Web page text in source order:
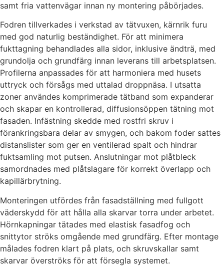
samt fria vattenvägar innan ny montering påbörjades.
Fodren tillverkades i verkstad av tätvuxen, kärnrik furu
med god naturlig beständighet. För att minimera
fukttagning behandlades alla sidor, inklusive ändträ, med
grundolja och grundfärg innan leverans till arbetsplatsen.
Profilerna anpassades för att harmoniera med husets
uttryck och försågs med uttalad droppnäsa. I utsatta
zoner användes komprimerade tätband som expanderar
och skapar en kontrollerad, diffusionsöppen tätning mot
fasaden. Infästning skedde med rostfri skruv i
förankringsbara delar av smygen, och bakom foder sattes
distanslister som ger en ventilerad spalt och hindrar
fuktsamling mot putsen. Anslutningar mot plåtbleck
samordnades med plåtslagare för korrekt överlapp och
kapillärbrytning.
Monteringen utfördes från fasadställning med fullgott
väderskydd för att hålla alla skarvar torra under arbetet.
Hörnkapningar tätades med elastisk fasadfog och
snittytor ströks omgående med grundfärg. Efter montage
målades fodren klart på plats, och skruvskallar samt
skarvar överströks för att försegla systemet.